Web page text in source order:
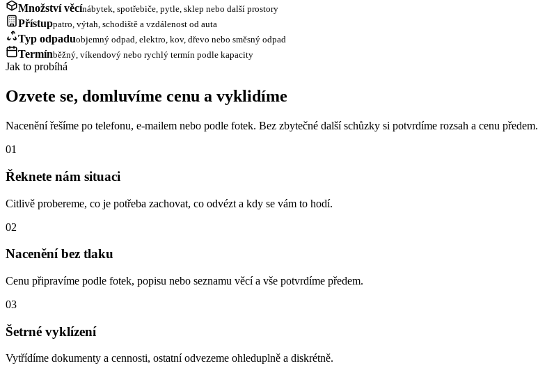
Množství věcínábytek, spotřebiče, pytle, sklep nebo další prostory
Přístuppatro, výtah, schodiště a vzdálenost od auta
Typ odpaduobjemný odpad, elektro, kov, dřevo nebo směsný odpad
Termínběžný, víkendový nebo rychlý termín podle kapacity
Jak to probíhá
Ozvete se, domluvíme cenu a vyklidíme
Nacenění řešíme po telefonu, e-mailem nebo podle fotek. Bez zbytečné další schůzky si potvrdíme rozsah a cenu předem.
01
Řeknete nám situaci
Citlivě probereme, co je potřeba zachovat, co odvézt a kdy se vám to hodí.
02
Nacenění bez tlaku
Cenu připravíme podle fotek, popisu nebo seznamu věcí a vše potvrdíme předem.
03
Šetrné vyklízení
Vytřídíme dokumenty a cennosti, ostatní odvezeme ohleduplně a diskrétně.